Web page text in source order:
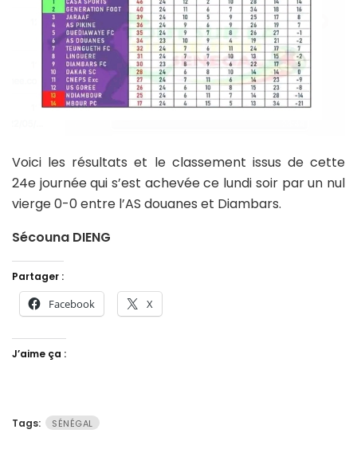
Voici les résultats et le classement issus de cette
24e journée qui s’est achevée ce lundi soir par un nul
vierge 0-0 entre l’AS douanes et Diambars.
Sécouna DIENG
Partager :
Facebook X
J’aime ça :
Tags: SÉNÉGAL